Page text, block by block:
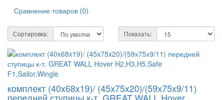
Сравнение товаров (0)
Сортировка: Показать:
комплект (40x68x19)/ (45x75x20)/(59х75х9/11)